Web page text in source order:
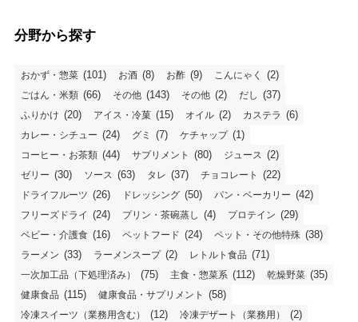
分野から探す
おかず・惣菜 (101) お酒 (8) お酢 (9) こんにゃく (2)
ごはん・米類 (66) その他 (143) その他 (2) だし (37)
ふりかけ (20) アイス・冷菓 (15) オイル (2) カステラ (6)
カレー・シチュー (24) グミ (7) ケチャップ (1)
コーヒー・お茶類 (44) サプリメント (80) ジュース (2)
ゼリー (30) ソース (63) タレ (37) チョコレート (22)
ドライフルーツ (26) ドレッシング (50) パン・ベーカリー (42)
フリーズドライ (24) プリン・茶碗蒸し (4) プロテイン (29)
ベビー・介護食 (16) ペットフード (24) ペット・その他特殊 (38)
ラーメン (33) ラーメンスープ (2) レトルト食品 (71)
一次加工品（下処理済み） (75) 主食・惣菜系 (112) 乾燥野菜 (35)
健康食品 (115) 健康食品・サプリメント (58)
冷凍スイーツ（業務用含む） (12) 冷凍デザート（業務用） (2)